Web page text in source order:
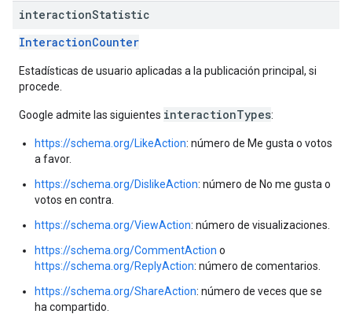
interactionStatistic
InteractionCounter
Estadísticas de usuario aplicadas a la publicación principal, si
procede.
Google admite las siguientes interactionTypes:
https://schema.org/LikeAction: número de Me gusta o votos
a favor.
https://schema.org/DislikeAction: número de No me gusta o
votos en contra.
https://schema.org/ViewAction: número de visualizaciones.
https://schema.org/CommentAction o
https://schema.org/ReplyAction: número de comentarios.
https://schema.org/ShareAction: número de veces que se
ha compartido.